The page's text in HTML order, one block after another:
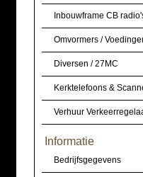
Inbouwframe CB
Omvormers /
Diversen / 27MC
Kerktelefoons &
Verhuur
Informatie
Bedrijfsgegevens